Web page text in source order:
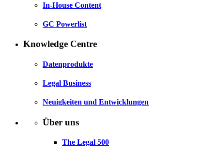
In-House Content
GC Powerlist
Knowledge Centre
Datenprodukte
Legal Business
Neuigkeiten und Entwicklungen
Über uns
The Legal 500